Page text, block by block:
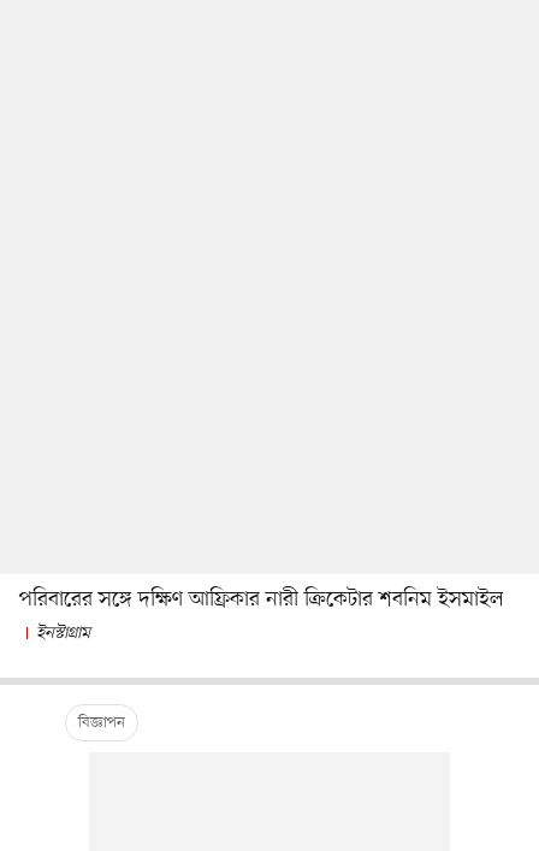
পরিবারের সঙ্গে দক্ষিণ আফ্রিকার নারী ক্রিকেটার শবনিম ইসমাইল
ইনস্টাগ্রাম